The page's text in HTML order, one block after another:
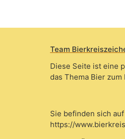
Team
Diese Seite ist eine
das Thema Bier zum
Sie befinden sich auf
https://